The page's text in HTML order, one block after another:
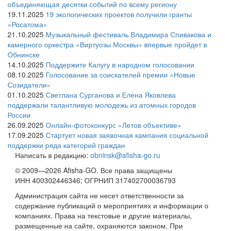
объединяющая десятки событий по всему региону
19.11.2025 19 экологических проектов получили гранты
«Росатома»
21.10.2025 Музыкальный фестиваль Владимира Спивакова и
камерного оркестра «Виртуозы Москвы» впервые пройдет в
Обнинске
14.10.2025 Поддержите Калугу в народном голосовании
08.10.2025 Голосование за соискателей премии «Новые
Созидатели»
01.10.2025 Светлана Сурганова и Елена Яковлева
поддержали талантливую молодежь из атомных городов
России
26.09.2025 Онлайн-фотоконкурс «Летов объективе»
17.09.2025 Стартует новая заявочная кампания социальной
поддержки ряда категорий граждан
Написать в редакцию: obninsk@afisha-go.ru
© 2009—2026 Afisha-GO. Все права защищены
ИНН 400302446346; ОГРНИП 317402700036793
Администрация сайта не несет ответственности за
содержание публикаций о мероприятиях и информации о
компаниях. Права на текстовые и другие материалы,
размещенные на сайте, охраняются законом. При